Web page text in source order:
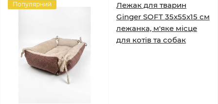
Популярний
Лежак для тварин
Ginger SOFT 35x55x15 см
лежанка, м'яке місце
для котів та собак